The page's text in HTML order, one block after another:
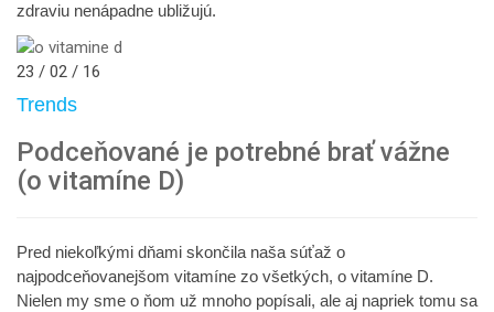
zdraviu nenápadne ubližujú.
23 / 02 / 16
Trends
Podceňované je potrebné brať vážne
(o vitamíne D)
Pred niekoľkými dňami skončila naša súťaž o
najpodceňovanejšom vitamíne zo všetkých, o vitamíne D.
Nielen my sme o ňom už mnoho popísali, ale aj napriek tomu sa